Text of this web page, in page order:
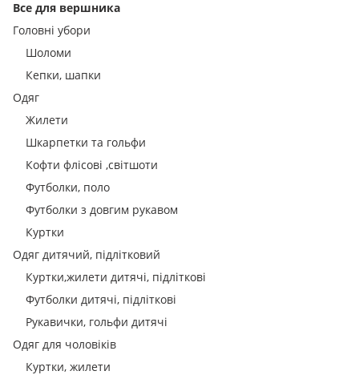
Все для вершника
Головні убори
Шоломи
Кепки, шапки
Одяг
Жилети
Шкарпетки та гольфи
Кофти флісові ,світшоти
Футболки, поло
Футболки з довгим рукавом
Куртки
Одяг дитячий, підлітковий
Куртки,жилети дитячі, підліткові
Футболки дитячі, підліткові
Рукавички, гольфи дитячі
Одяг для чоловіків
Куртки, жилети